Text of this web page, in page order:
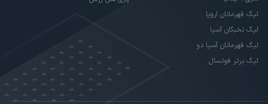
لیگ قهرمانان اروپا
لیگ نخبگان آسیا
لیگ قهرمانان آسیا دو
لیگ برتر فوتسال